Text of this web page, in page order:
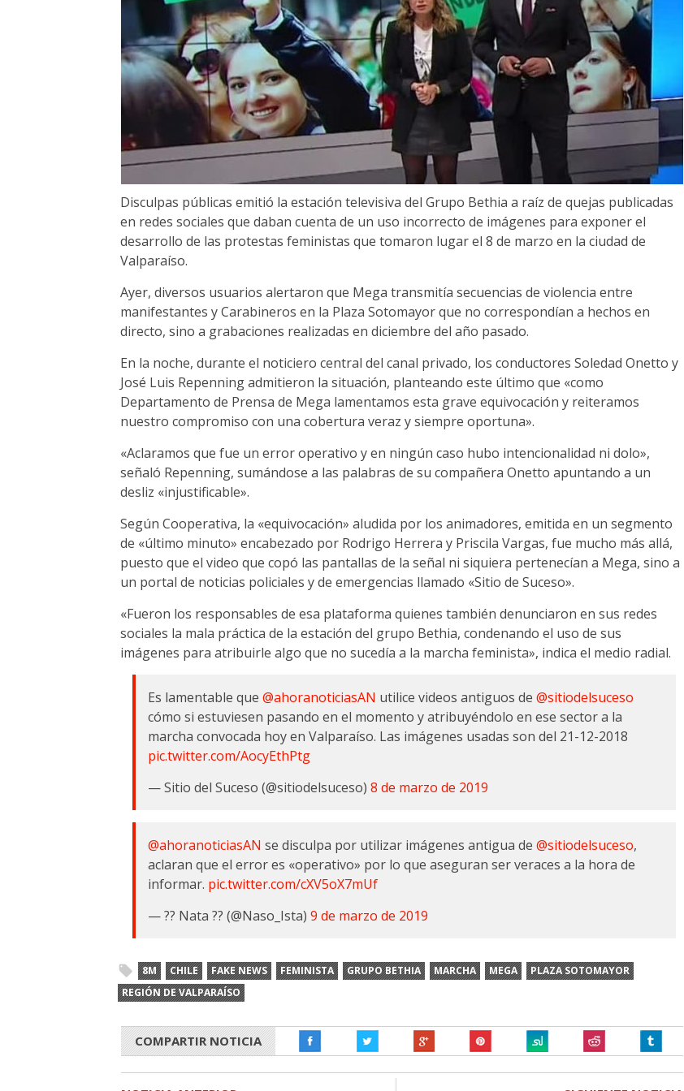
Disculpas públicas emitió la estación televisiva del Grupo Bethia a raíz de quejas publicadas
en redes sociales que daban cuenta de un uso incorrecto de imágenes para exponer el
desarrollo de las protestas feministas que tomaron lugar el 8 de marzo en la ciudad de
Valparaíso.
Ayer, diversos usuarios alertaron que Mega transmitía secuencias de violencia entre
manifestantes y Carabineros en la Plaza Sotomayor que no correspondían a hechos en
directo, sino a grabaciones realizadas en diciembre del año pasado.
En la noche, durante el noticiero central del canal privado, los conductores Soledad Onetto y
José Luis Repenning admitieron la situación, planteando este último que «como
Departamento de Prensa de Mega lamentamos esta grave equivocación y reiteramos
nuestro compromiso con una cobertura veraz y siempre oportuna».
«Aclaramos que fue un error operativo y en ningún caso hubo intencionalidad ni dolo»,
señaló Repenning, sumándose a las palabras de su compañera Onetto apuntando a un
desliz «injustificable».
Según Cooperativa, la «equivocación» aludida por los animadores, emitida en un segmento
de «último minuto» encabezado por Rodrigo Herrera y Priscila Vargas, fue mucho más allá,
puesto que el video que copó las pantallas de la señal ni siquiera pertenecían a Mega, sino a
un portal de noticias policiales y de emergencias llamado «Sitio de Suceso».
«Fueron los responsables de esa plataforma quienes también denunciaron en sus redes
sociales la mala práctica de la estación del grupo Bethia, condenando el uso de sus
imágenes para atribuirle algo que no sucedía a la marcha feminista», indica el medio radial.
Es lamentable que@ahoranoticiasAN utilice videos antiguos de@sitiodelsuceso
cómo si estuviesen pasando en el momento y atribuyéndolo en ese sector a la
marcha convocada hoy en Valparaíso. Las imágenes usadas son del 21-12-2018
pic.twitter.com/AocyEthPtg
— Sitio del Suceso (@sitiodelsuceso)8 de marzo de 2019
@ahoranoticiasAN se disculpa por utilizar imágenes antigua de@sitiodelsuceso,
aclaran que el error es «operativo» por lo que aseguran ser veraces a la hora de
informar. pic.twitter.com/cXV5oX7mUf
— ?? Nata ?? (@Naso_Ista)9 de marzo de 2019
8M CHILE FAKE NEWS FEMINISTA GRUPO BETHIA MARCHA MEGA
PLAZA SOTOMAYOR
REGIÓN DE VALPARAÍSO
COMPARTIR NOTICIA